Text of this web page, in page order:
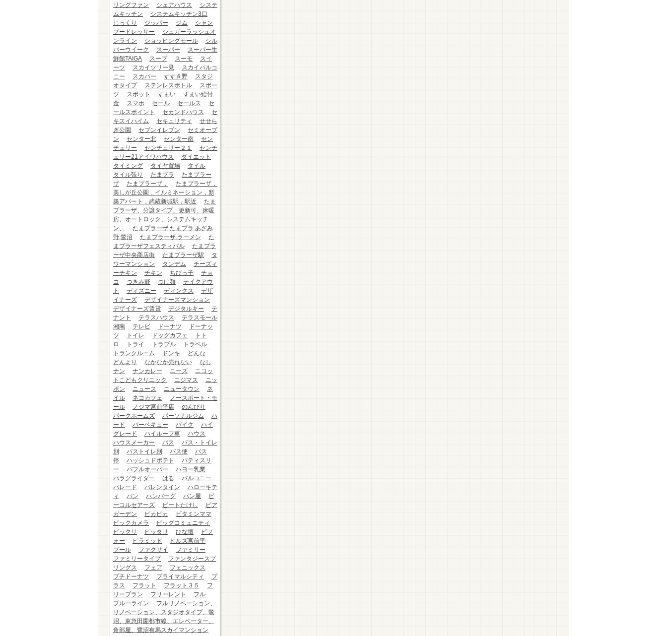
リングファン
シェアハウス
システ
ムキッチン
システムキッチン3口
じっくり
ジッパー ジム
シャン
プードレッサー
シュガーラッシュオ
ンライン
ショッピングモール
シル
バーウイーク
スーパー
スーパー生
鮮館TAIGA
スープ スーモ
スイ
ーツ
スカイツリー見
スカイバルコ
ニー
スカパー すすき野
スタジ
オタイプ
ステンレスボトル
スポー
ツ
スポット すまい
すまい給付
金
スマホ セール セールス
セ
ールスポイント
セカンドハウス
セ
キスイハイム
セキュリティ
せせら
ぎ公園
セブンイレブン
セミオープ
ン
センター北 センター南
セン
チュリー
センチュリー２１
センチ
ュリー21アイワハウス
ダイエット
タイミング
タイヤ置場
タイル
タイル張り
たまプラ
たまプラー
ザ
たまプラーザ，
たまプラーザ，
美しが丘公園，イルミネーション，新
築アパート，武蔵新城駅，駅近
たま
プラーザ、分譲タイプ、更新可、床暖
房、オートロック、システムキッチ
ン、
たまプラーザ.たまプラ.あざみ
野.鷺沼
たまプラーザ.ラーメン
た
まプラーザフェスティバル
たまプラ
ーザ中央商店街
たまプラーザ駅
タ
ワーマンション
タンデム
チーズィ
ーチキン
チキン ちびっ子
チョ
コ
つきみ野 つけ麺
テイクアウ
ト
ディズニー ディンクス
デザ
イナーズ
デザイナーズマンション
デザイナーズ賃貸
デジタルキー
テ
ナント
テラスハウス
テラスモール
湘南
テレビ ドーナツ
ドーナッ
ツ
トイレ ドッグカフェ
トト
ロ
トライ トラブル
トラベル
トランクルーム
ドンキ
どんな
どんより
なかなか売れない
なし
ナン
ナンカレー ニーズ
ニコッ
トこどもクリニック
ニジマス
ニッ
ポン
ニュース ニュータウン
ネ
イル
ネコカフェ
ノースポート・モ
ール
ノジマ宮前平店
のんびり
パークホームズ
パーソナルジム
ハ
ード
バーベキュー バイク
ハイ
グレード
ハイルーフ車
ハウス
ハウスメーカー
バス
バス・トイレ
別
バストイレ別 バス便
バス
停
ハッシュドポテト
パティスリ
ー
バブルオーバー
ハヨー乳業
パラグライダー
はる
バルコニー
パレード
バレンタイン
ハローキテ
ィ
パン ハンバーグ パン屋
ビ
ーコルセアーズ
ビートたけし
ビア
ガーデン
ピカピカ
ビタミンママ
ビックカメラ
ビッグコミュニティ
ビックリ
ピッタリ ひな壇
ビフ
ォー
ピラミッド
ヒルズ宮前平
プール
ファクサイ
ファミリー
ファミリータイプ
ファンタジースプ
リングス
フェア
フェニックス
プチドーナツ
プライマルシティ
プ
ラス
フラット フラット３５
フ
リープラン
フリーレント
フル
ブルーライン
フルリノベーション、
リノベーション、スタジオタイプ、鷺
沼、東急田園都市線、エレベーター、
角部屋、鷺沼有馬スカイマンション